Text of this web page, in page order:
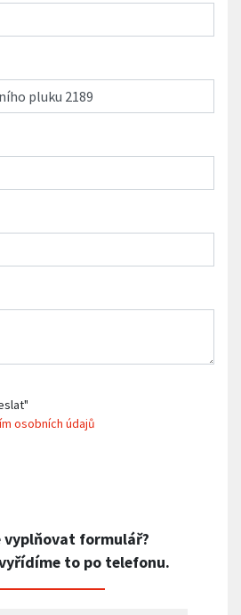
osobních údajů
vyplňovat formulář?
to po telefonu.